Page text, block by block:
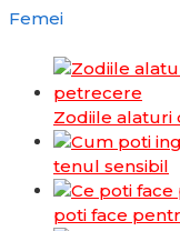
Femei
Zodiile alaturi
tenul sensibil
poti face